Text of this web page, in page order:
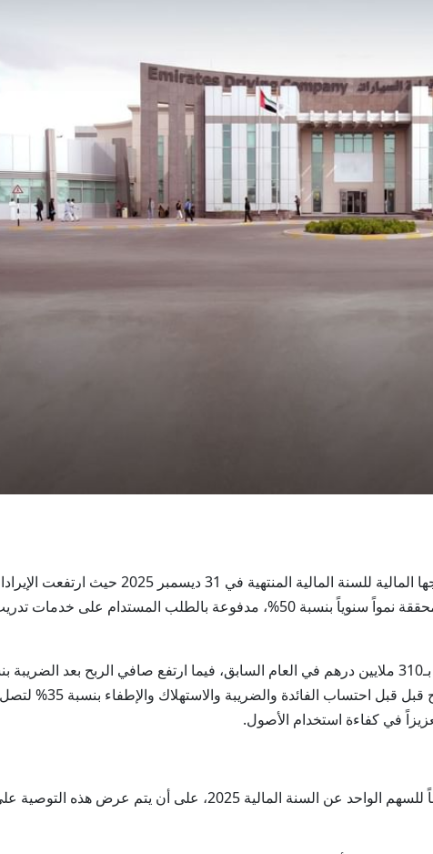
أبوظبي في 29 يناير / وام/ أعلنت شركة الإمارات لتعليم القيادة، اليوم عن نتائجها المالية
770 مليون درهم خلال عام 2025، مقارنة بـ513 مليون درهم في عام 2024، محققة نمواً سنوياً بنسبة 50%، مدفوعة بالطلب
في كفاءة استخدام الأصول.
وأوصى مجلس إدارة الشركة بتوزيع أرباح نقدية على المساهمين بقيمة 20 فلساً للسهم الواحد عن السنة المالية 2025، على